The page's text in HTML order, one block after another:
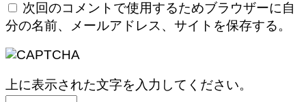
次回のコメントで使用するためブラウザーに自
分の名前、メールアドレス、サイトを保存する。
上に表示された文字を入力してください。